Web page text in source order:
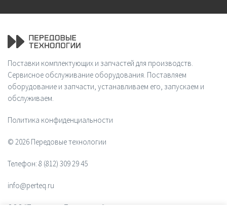
Поставки комплектующих и запчастей для производств.
Сервисное обслуживание оборудования. Поставляем
оборудование и запчасти, устанавливаем его, запускаем и
обслуживаем.
Политика конфиденциальности
© 2026 Передовые технологии
Телефон: 8 (812) 309 29 45
info@perteq.ru
ООО "Передовые Технологии"